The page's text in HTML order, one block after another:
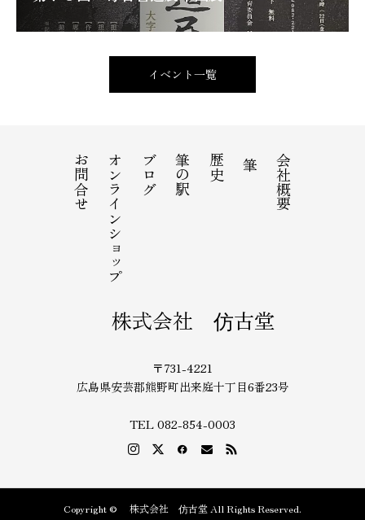
イベント一覧
会社概要
筆
歴史
筆の駅
ブログ
オンラインショップ
お問合せ
株式会社 仿古堂
〒731-4221
広島県安芸郡熊野町出来庭十丁目6番23号
TEL 082-854-0003
Copyright © 株式会社 仿古堂 All Rights Reserved.